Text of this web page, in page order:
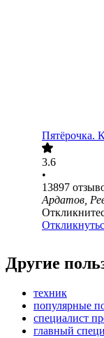
Пятёрочка.
3.6
•
13897
Ардатов,
Другие
техник
популярные
специалист
главный